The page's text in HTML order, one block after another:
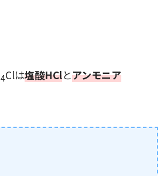
4Clは塩酸HClとアンモニア